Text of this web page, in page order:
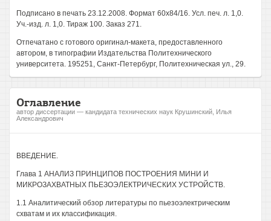
Подписано в печать 23.12.2008. Формат 60x84/16. Усл. печ. л. 1,0.
Уч.-изд. л. 1,0. Тираж 100. Заказ 271.
Отпечатано с готового оригинал-макета, предоставленного
автором, в типографии Издательства Политехнического
университета. 195251, Санкт-Петербург, Политехническая ул., 29.
Оглавление
автор диссертации — кандидата технических наук Крушинский, Илья
Александрович
ВВЕДЕНИЕ.
Глава 1 АНАЛИЗ ПРИНЦИПОВ ПОСТРОЕНИЯ МИНИ И
МИКРОЗАХВАТНЫХ ПЬЕЗОЭЛЕКТРИЧЕСКИХ УСТРОЙСТВ.
1.1 Аналитический обзор литературы по пьезоэлектрическим
схватам и их классификация.